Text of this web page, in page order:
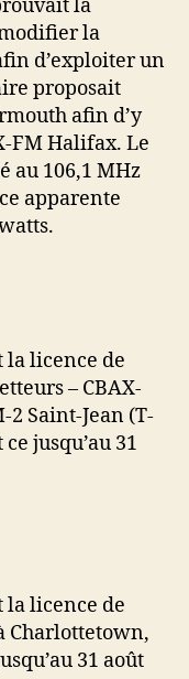
la
la
d’exploiter un
proposait
afin d’y
FM Halifax. Le
au 106,1 MHz
apparente
la licence de
– CBAX-
2 Saint-Jean (T-
jusqu’au 31
la licence de
Charlottetown,
31 août